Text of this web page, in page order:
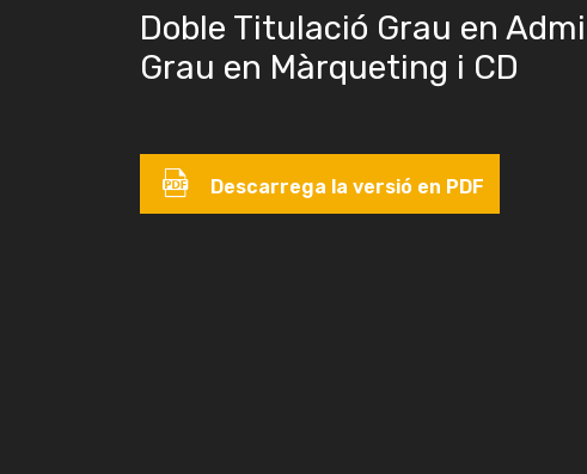
Doble Titulació Grau en
Grau en Màrqueting i CD
Descarrega la versió en PDF